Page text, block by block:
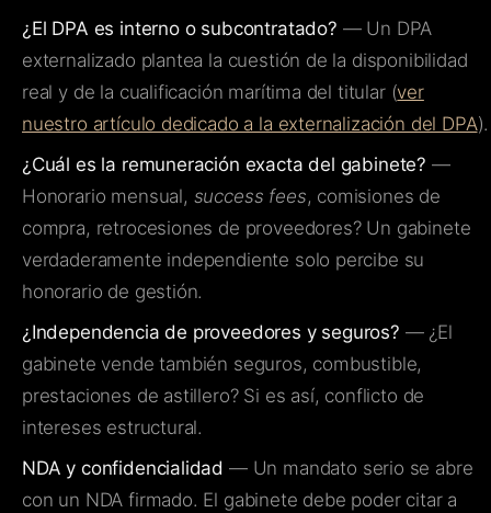
¿El DPA es interno o subcontratado? — Un DPA
externalizado plantea la cuestión de la disponibilidad
real y de la cualificación marítima del titular (ver
nuestro artículo dedicado a la externalización del DPA).
¿Cuál es la remuneración exacta del gabinete? —
Honorario mensual, success fees, comisiones de
compra, retrocesiones de proveedores? Un gabinete
verdaderamente independiente solo percibe su
honorario de gestión.
¿Independencia de proveedores y seguros? — ¿El
gabinete vende también seguros, combustible,
prestaciones de astillero? Si es así, conflicto de
intereses estructural.
NDA y confidencialidad — Un mandato serio se abre
con un NDA firmado. El gabinete debe poder citar a